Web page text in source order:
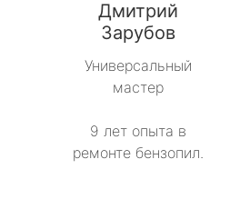
Дмитрий
Зарубов
Универсальный
мастер
9 лет опыта в
ремонте бензопил.